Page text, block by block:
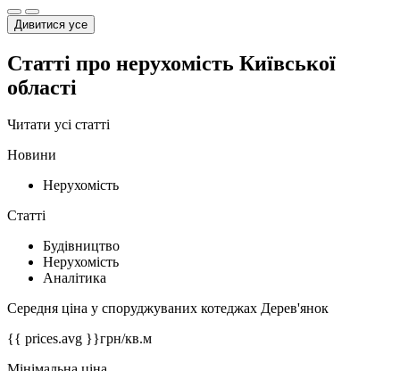
Дивитися усе
Статті про нерухомість Київської
області
Читати усі статті
Новини
Нерухомість
Статті
Будівництво
Нерухомість
Аналітика
Середня ціна у споруджуваних котеджах Дерев'янок
{{ prices.avg }}грн/кв.м